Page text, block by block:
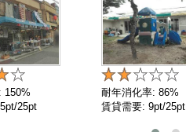
150%
25pt
耐年消化率: 86%
賃貸需要: 9pt/25pt